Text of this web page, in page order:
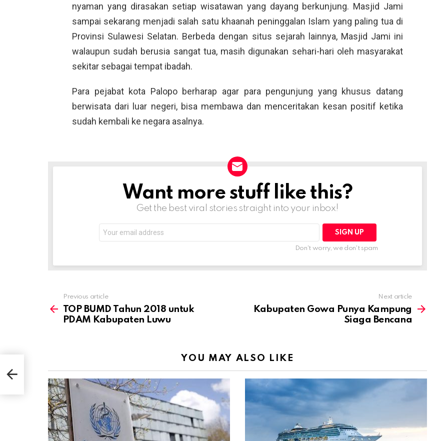
nyaman yang dirasakan setiap wisatawan yang dayang berkunjung. Masjid Jami
sampai sekarang menjadi salah satu khaanah peninggalan Islam yang paling tua di
Provinsi Sulawesi Selatan. Berbeda dengan situs sejarah lainnya, Masjid Jami ini
walaupun sudah berusia sangat tua, masih digunakan sehari-hari oleh masyarakat
sekitar sebagai tempat ibadah.
Para pejabat kota Palopo berharap agar para pengunjung yang khusus datang
berwisata dari luar negeri, bisa membawa dan menceritakan kesan positif ketika
sudah kembali ke negara asalnya.
NEWSLETTERWant more stuff like this?
Get the best viral stories straight into your inbox!
address:
Don't worry, we don't spam
more
Previous article
TOP BUMD Tahun 2018 untuk
PDAM Kabupaten Luwu
Next article
Kabupaten Gowa Punya Kampung
Siaga Bencana
YOU MAY ALSO LIKE